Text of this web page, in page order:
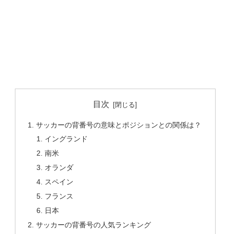
目次
サッカーの背番号の意味とポジションとの関係は？
イングランド
南米
オランダ
スペイン
フランス
日本
サッカーの背番号の人気ランキング